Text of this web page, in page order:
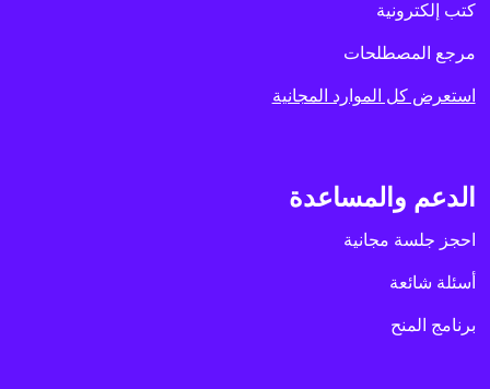
كتب إلكترونية
مرجع المصطلحات
استعرض كل الموارد المجانية
الدعم والمساعدة
احجز جلسة مجانية
أسئلة شائعة
برنامج المنح